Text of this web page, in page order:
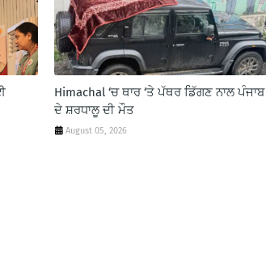
Himachal ‘ਚ ਥਾਰ ‘ਤੇ ਪੱਥਰ ਡਿੱਗਣ ਨਾਲ ਪੰਜਾਬ
ਦੇ ਸ਼ਰਧਾਲੂ ਦੀ ਮੌਤ
August 05, 2026